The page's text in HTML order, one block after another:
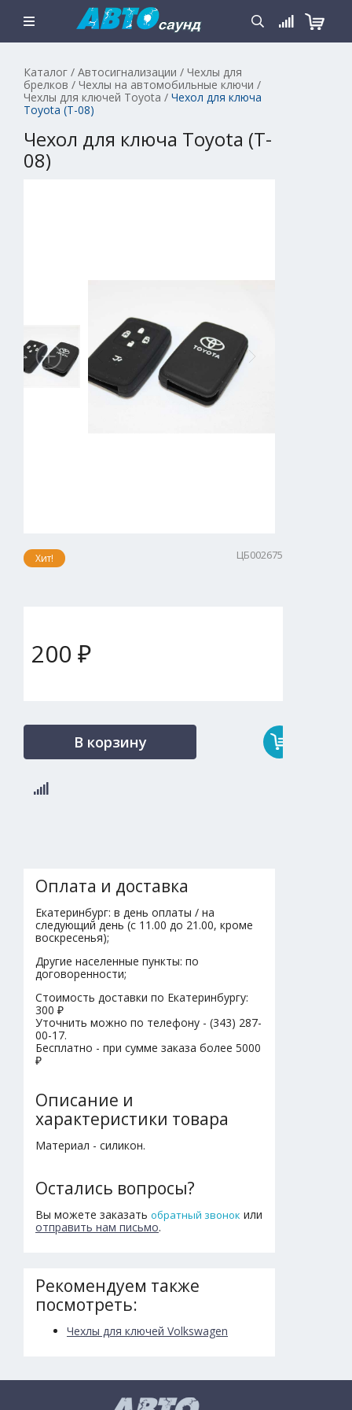
Каталог / Автосигнализации / Чехлы для
брелков / Чехлы на автомобильные ключи /
Чехлы для ключей Toyota / Чехол для ключа
Toyota (T-08)
Чехол для ключа Toyota (T-
08)
Хит! ЦБ002675
200 ₽
В корзину
Оплата и доставка
Екатеринбург: в день оплаты / на
следующий день (с 11.00 до 21.00, кроме
воскресенья);
Другие населенные пункты: по
договоренности;
Стоимость доставки по Екатеринбургу:
300 ₽
Уточнить можно по телефону - (343) 287-
00-17.
Бесплатно - при сумме заказа более 5000
₽
Описание и
характеристики товара
Материал - силикон.
Остались вопросы?
Вы можете заказать обратный звонок или
отправить нам письмо.
Рекомендуем также
посмотреть:
Чехлы для ключей Volkswagen